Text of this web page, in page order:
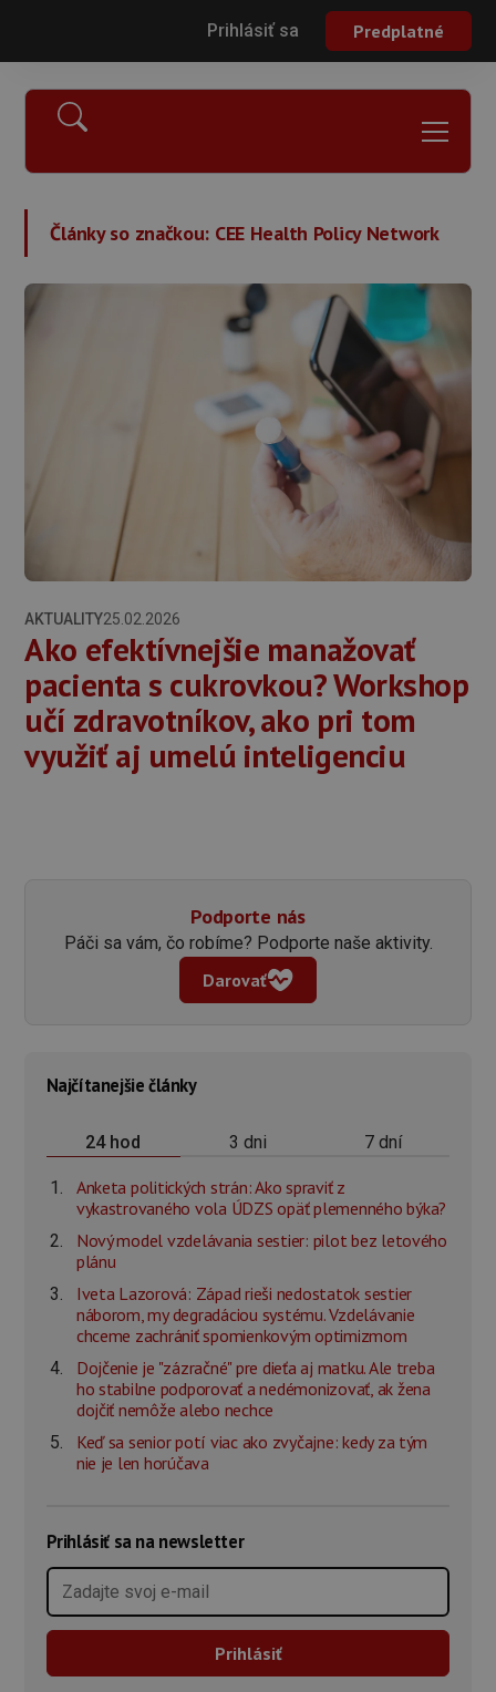
Prihlásiť sa Predplatné
Články so značkou: CEE Health Policy Network
AKTUALITY25.02.2026
Ako efektívnejšie manažovať
pacienta s cukrovkou? Workshop
učí zdravotníkov, ako pri tom
využiť aj umelú inteligenciu
Podporte nás
Páči sa vám, čo robíme? Podporte naše aktivity.
Darovať
Najčítanejšie články
24 hod 3 dni 7 dní
Anketa politických strán: Ako spraviť z
vykastrovaného vola ÚDZS opäť plemenného býka?
Nový model vzdelávania sestier: pilot bez letového
plánu
Iveta Lazorová: Západ rieši nedostatok sestier
náborom, my degradáciou systému. Vzdelávanie
chceme zachrániť spomienkovým optimizmom
Dojčenie je "zázračné" pre dieťa aj matku. Ale treba
ho stabilne podporovať a nedémonizovať, ak žena
dojčiť nemôže alebo nechce
Keď sa senior potí viac ako zvyčajne: kedy za tým
nie je len horúčava
Prihlásiť sa na newsletter